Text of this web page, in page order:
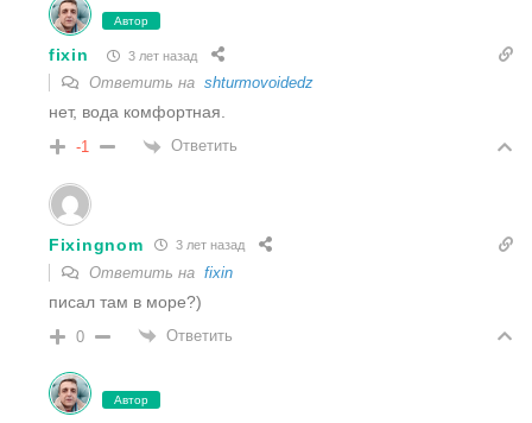
Автор
fixin 3 лет назад
Ответить на shturmovoidedz
нет, вода комфортная.
-1 Ответить
Fixingnom 3 лет назад
Ответить на fixin
писал там в море?)
0 Ответить
Автор